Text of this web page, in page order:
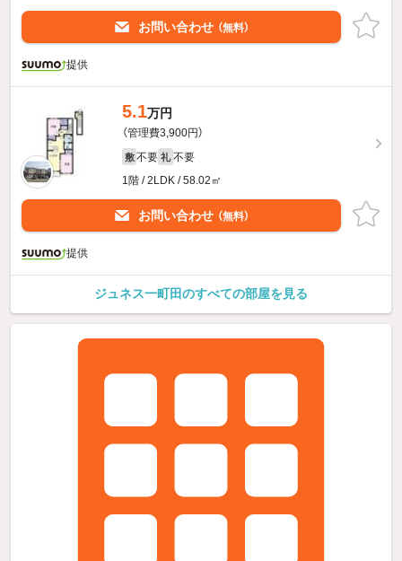
お問い合わせ （無料）
提供
5.1万円
（管理費3,900円）
敷 不要 礼 不要
1階 / 2LDK / 58.02㎡
お問い合わせ （無料）
提供
ジュネス一町田のすべての部屋を見る